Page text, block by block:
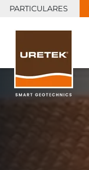
PARTICULARES